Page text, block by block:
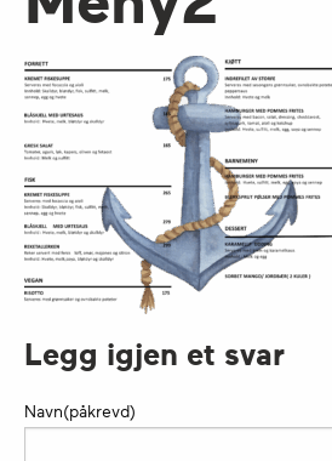
Legg igjen et svar
Navn(påkrevd)